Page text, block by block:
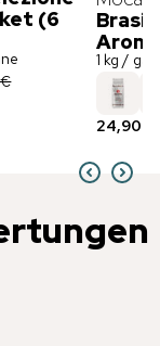
(6
1 kg /
24,90 €